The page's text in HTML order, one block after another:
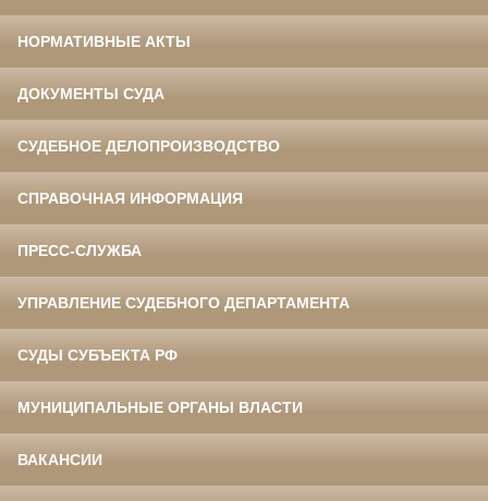
НОРМАТИВНЫЕ АКТЫ
ДОКУМЕНТЫ СУДА
СУДЕБНОЕ ДЕЛОПРОИЗВОДСТВО
СПРАВОЧНАЯ ИНФОРМАЦИЯ
ПРЕСС-СЛУЖБА
УПРАВЛЕНИЕ СУДЕБНОГО ДЕПАРТАМЕНТА
СУДЫ СУБЪЕКТА РФ
МУНИЦИПАЛЬНЫЕ ОРГАНЫ ВЛАСТИ
ВАКАНСИИ